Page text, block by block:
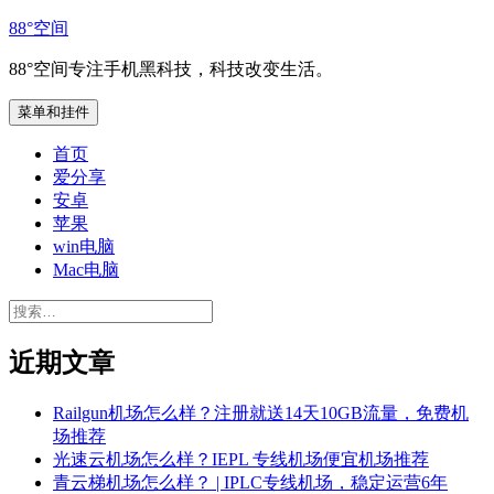
跳
内
容
88°空间
88°空间专注手机黑科技，科技改变生活。
菜单和挂件
首页
爱分享
安卓
苹果
win电脑
Mac电脑
搜
近期文章
Railgun机场怎么样？注册就送14天10GB流量，免费机
场推荐
光速云机场怎么样？IEPL 专线机场便宜机场推荐
青云梯机场怎么样？ | IPLC专线机场，稳定运营6年